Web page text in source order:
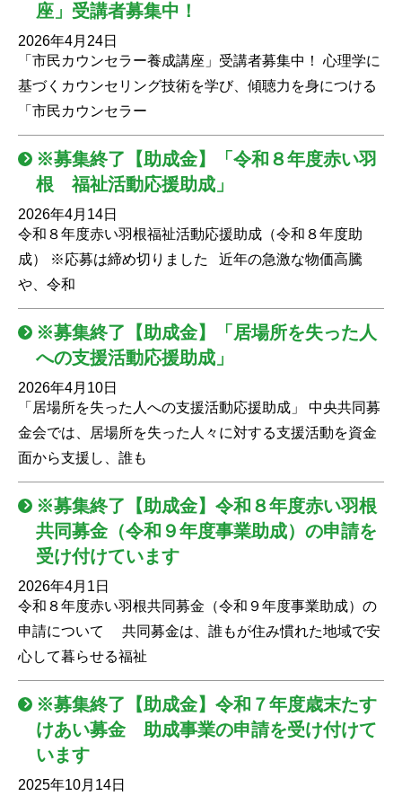
座」受講者募集中！
2026年4月24日
「市民カウンセラー養成講座」受講者募集中！ 心理学に
基づくカウンセリング技術を学び、傾聴力を身につける
「市民カウンセラー
※募集終了【助成金】「令和８年度赤い羽
根 福祉活動応援助成」
2026年4月14日
令和８年度赤い羽根福祉活動応援助成（令和８年度助
成） ※応募は締め切りました 近年の急激な物価高騰
や、令和
※募集終了【助成金】「居場所を失った人
への支援活動応援助成」
2026年4月10日
「居場所を失った人への支援活動応援助成」 中央共同募
金会では、居場所を失った人々に対する支援活動を資金
面から支援し、誰も
※募集終了【助成金】令和８年度赤い羽根
共同募金（令和９年度事業助成）の申請を
受け付けています
2026年4月1日
令和８年度赤い羽根共同募金（令和９年度事業助成）の
申請について 共同募金は、誰もが住み慣れた地域で安
心して暮らせる福祉
※募集終了【助成金】令和７年度歳末たす
けあい募金 助成事業の申請を受け付けて
います
2025年10月14日